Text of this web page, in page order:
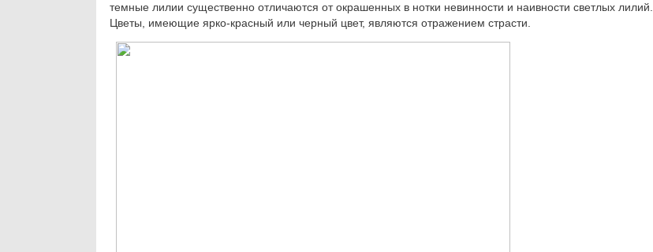
темные лилии существенно отличаются от окрашенных в нотки невинности и наивности светлых лилий.
Цветы, имеющие ярко-красный или черный цвет, являются отражением страсти.